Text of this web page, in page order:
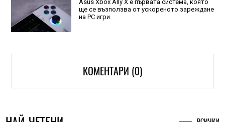
Asus Xbox Ally X е първата система, която
ще се възползва от ускореното зареждане
на РС игри
КОМЕНТАРИ (0)